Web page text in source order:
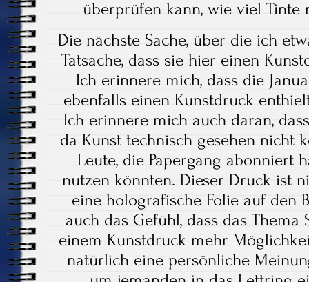
überprüfen kann, wie viel Tinte
Die nächste Sache, über die ich
Tatsache, dass sie hier einen
Ich erinnere mich, dass die
ebenfalls einen Kunstdruck
Ich erinnere mich auch daran,
da Kunst technisch gesehen nicht
Leute, die Papergang abonniert
nutzen könnten. Dieser Druck ist
eine holografische Folie auf den
auch das Gefühl, dass das
einem Kunstdruck mehr
natürlich eine persönliche